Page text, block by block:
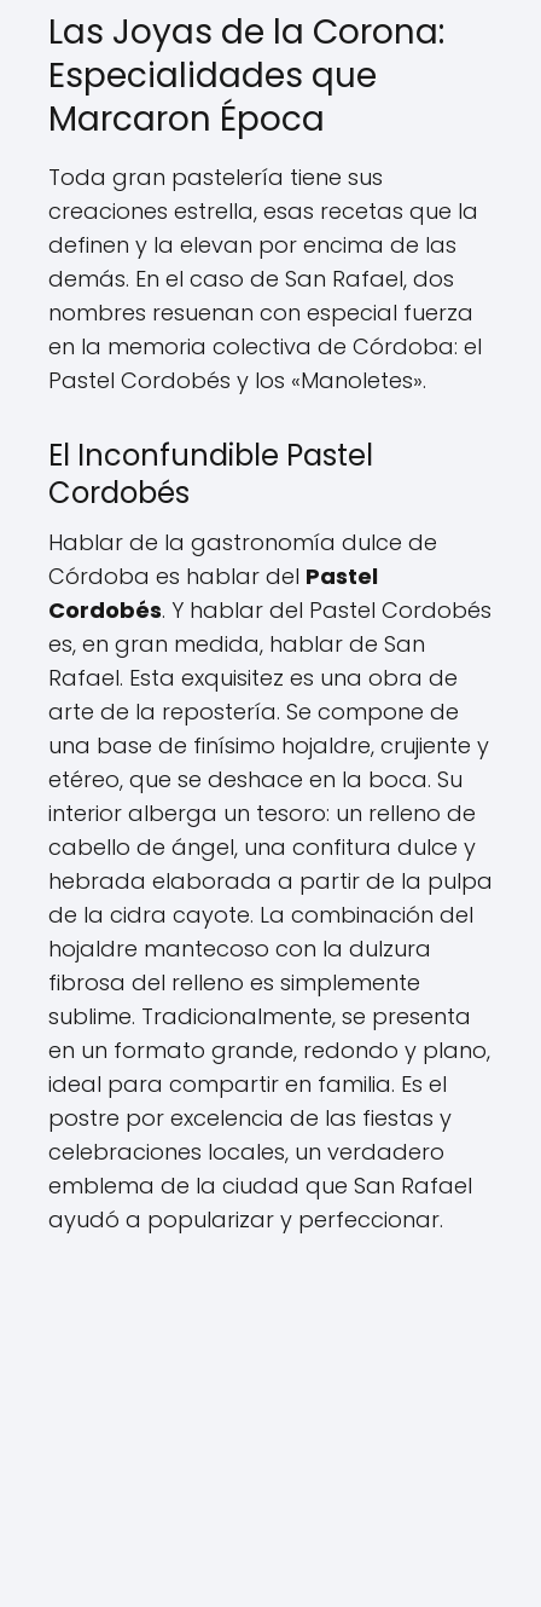
Las Joyas de la Corona:
Especialidades que
Marcaron Época
Toda gran pastelería tiene sus
creaciones estrella, esas recetas que la
definen y la elevan por encima de las
demás. En el caso de San Rafael, dos
nombres resuenan con especial fuerza
en la memoria colectiva de Córdoba: el
Pastel Cordobés y los «Manoletes».
El Inconfundible Pastel
Cordobés
Hablar de la gastronomía dulce de
Córdoba es hablar del Pastel
Cordobés. Y hablar del Pastel Cordobés
es, en gran medida, hablar de San
Rafael. Esta exquisitez es una obra de
arte de la repostería. Se compone de
una base de finísimo hojaldre, crujiente y
etéreo, que se deshace en la boca. Su
interior alberga un tesoro: un relleno de
cabello de ángel, una confitura dulce y
hebrada elaborada a partir de la pulpa
de la cidra cayote. La combinación del
hojaldre mantecoso con la dulzura
fibrosa del relleno es simplemente
sublime. Tradicionalmente, se presenta
en un formato grande, redondo y plano,
ideal para compartir en familia. Es el
postre por excelencia de las fiestas y
celebraciones locales, un verdadero
emblema de la ciudad que San Rafael
ayudó a popularizar y perfeccionar.